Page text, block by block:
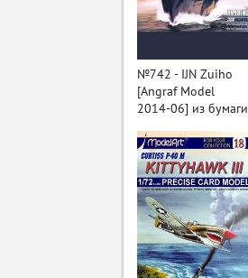
№742 - IJN Zuiho
[Angraf Model
2014-06] из бумаги